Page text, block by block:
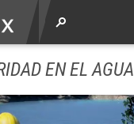
EN EL AGUA